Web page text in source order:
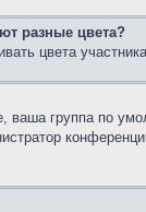
разные цвета?
цвета
ваша группа по